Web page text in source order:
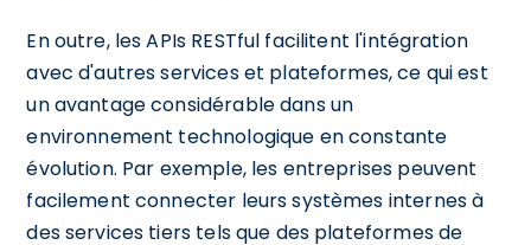
En outre, les APIs RESTful facilitent l'intégration
avec d'autres services et plateformes, ce qui est
un avantage considérable dans un
environnement technologique en constante
évolution. Par exemple, les entreprises peuvent
facilement connecter leurs systèmes internes à
des services tiers tels que des plateformes de